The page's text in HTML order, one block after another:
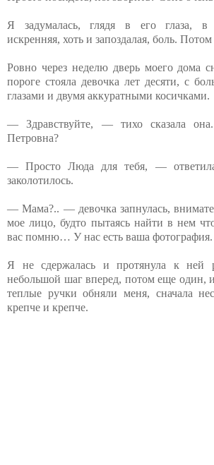
Я задумалась, глядя в его глаза, в
искренняя, хоть и запоздалая, боль.
Ровно через неделю дверь моего дома
пороге стояла девочка лет десяти, с
глазами и двумя аккуратными косичками.
— Здравствуйте, — тихо сказала
Петровна?
— Просто Люда для тебя, —
заколотилось.
— Мама?.. — девочка запнулась,
мое лицо, будто пытаясь найти в нем
вас помню… У нас есть ваша фотография.
Я не сдержалась и протянула к ней
небольшой шаг вперед, потом еще один,
теплые ручки обняли меня, сначала
крепче и крепче.